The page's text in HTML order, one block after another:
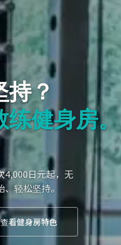
？
练健身房。
4,000日元起，无
轻松坚持。
查看健身房特色